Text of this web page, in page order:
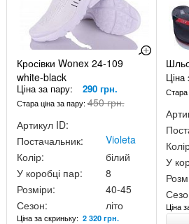
Кросівки Wonex 24-109
white-black
Ціна за пару: 290 грн.
Стара ціна за пару:450 грн.
Артикул ID:
Постачальник:
Violeta
Колір:
білий
У коробці пар:
8
Розміри:
40-45
Сезон:
літо
Ціна за скриньку: 2 320 грн.
Ціна
Стара
У
Ціна